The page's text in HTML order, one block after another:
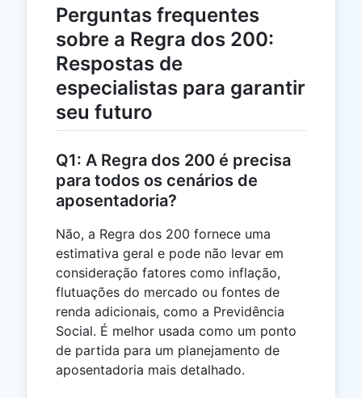
Perguntas frequentes
sobre a Regra dos 200:
Respostas de
especialistas para garantir
seu futuro
Q1: A Regra dos 200 é precisa
para todos os cenários de
aposentadoria?
Não, a Regra dos 200 fornece uma
estimativa geral e pode não levar em
consideração fatores como inflação,
flutuações do mercado ou fontes de
renda adicionais, como a Previdência
Social. É melhor usada como um ponto
de partida para um planejamento de
aposentadoria mais detalhado.